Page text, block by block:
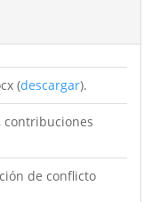
(descargar).
contribuciones
de conflicto